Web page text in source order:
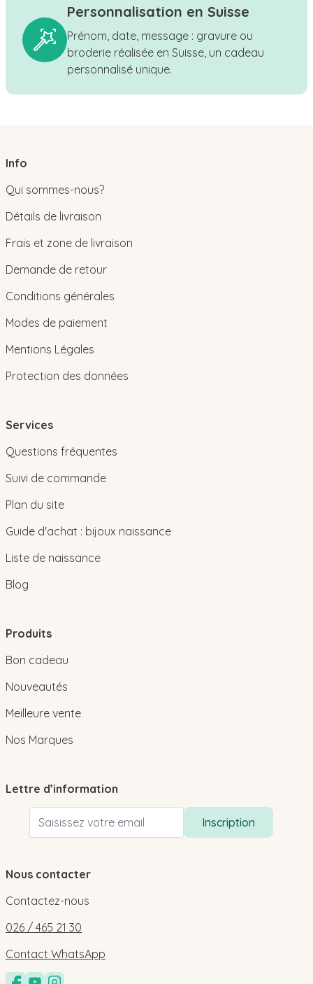
Personnalisation en Suisse
Prénom, date, message : gravure ou
broderie réalisée en Suisse, un cadeau
personnalisé unique.
Info
Qui sommes-nous?
Détails de livraison
Frais et zone de livraison
Demande de retour
Conditions générales
Modes de paiement
Mentions Légales
Protection des données
Services
Questions fréquentes
Suivi de commande
Plan du site
Guide d'achat : bijoux naissance
Liste de naissance
Blog
Produits
Bon cadeau
Nouveautés
Meilleure vente
Nos Marques
Lettre d’information
Adresse email
Inscription
Nous contacter
Contactez-nous
026 / 465 21 30
Contact WhatsApp